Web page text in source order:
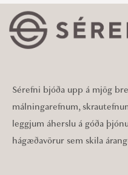
Sérefni bjóða upp á mjög
málningarefnum,
leggjum áherslu á góða
hágæðavörur sem skila